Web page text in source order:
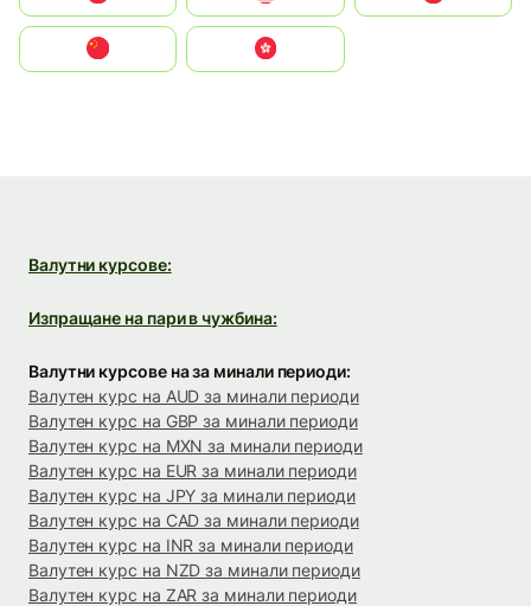
中國香港特別行政區
Валутни курсове:
Изпращане на пари в чужбина:
Валутни курсове на за минали периоди:
Валутен курс на AUD за минали периоди
Валутен курс на GBP за минали периоди
Валутен курс на MXN за минали периоди
Валутен курс на EUR за минали периоди
Валутен курс на JPY за минали периоди
Валутен курс на CAD за минали периоди
Валутен курс на INR за минали периоди
Валутен курс на NZD за минали периоди
Валутен курс на ZAR за минали периоди